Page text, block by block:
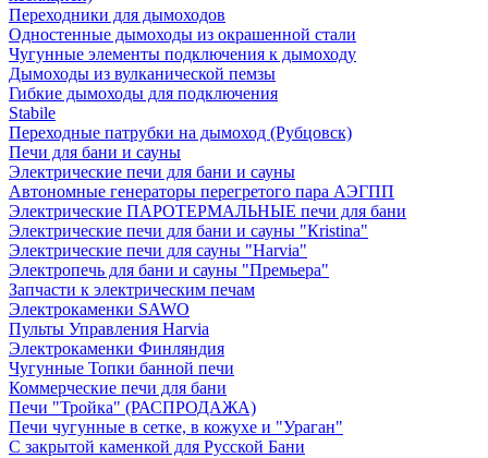
Переходники для дымоходов
Одностенные дымоходы из окрашенной стали
Чугунные элементы подключения к дымоходу
Дымоходы из вулканической пемзы
Гибкие дымоходы для подключения
Stabile
Переходные патрубки на дымоход (Рубцовск)
Печи для бани и сауны
Электрические печи для бани и сауны
Автономные генераторы перегретого пара АЭГПП
Электрические ПАРОТЕРМАЛЬНЫЕ печи для бани
Электрические печи для бани и сауны "Кristina"
Электрические печи для сауны "Harvia"
Электропечь для бани и сауны "Премьера"
Запчасти к электрическим печам
Электрокаменки SAWO
Пульты Управления Harvia
Электрокаменки Финляндия
Чугунные Топки банной печи
Коммерческие печи для бани
Печи "Тройка" (РАСПРОДАЖА)
Печи чугунные в сетке, в кожухе и "Ураган"
С закрытой каменкой для Русской Бани